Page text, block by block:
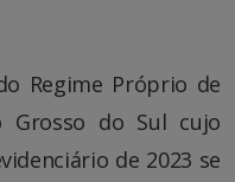
Regime Próprio de
Grosso do Sul cujo
de 2023 se